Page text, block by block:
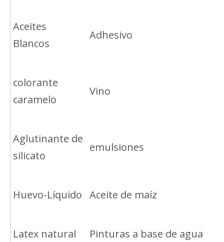
Aceites
Blancos
Adhesivo
colorante
caramelo
Vino
Aglutinante de
silicato
emulsiones
Huevo-Líquido Aceite de maíz
Latex natural Pinturas a base de agua